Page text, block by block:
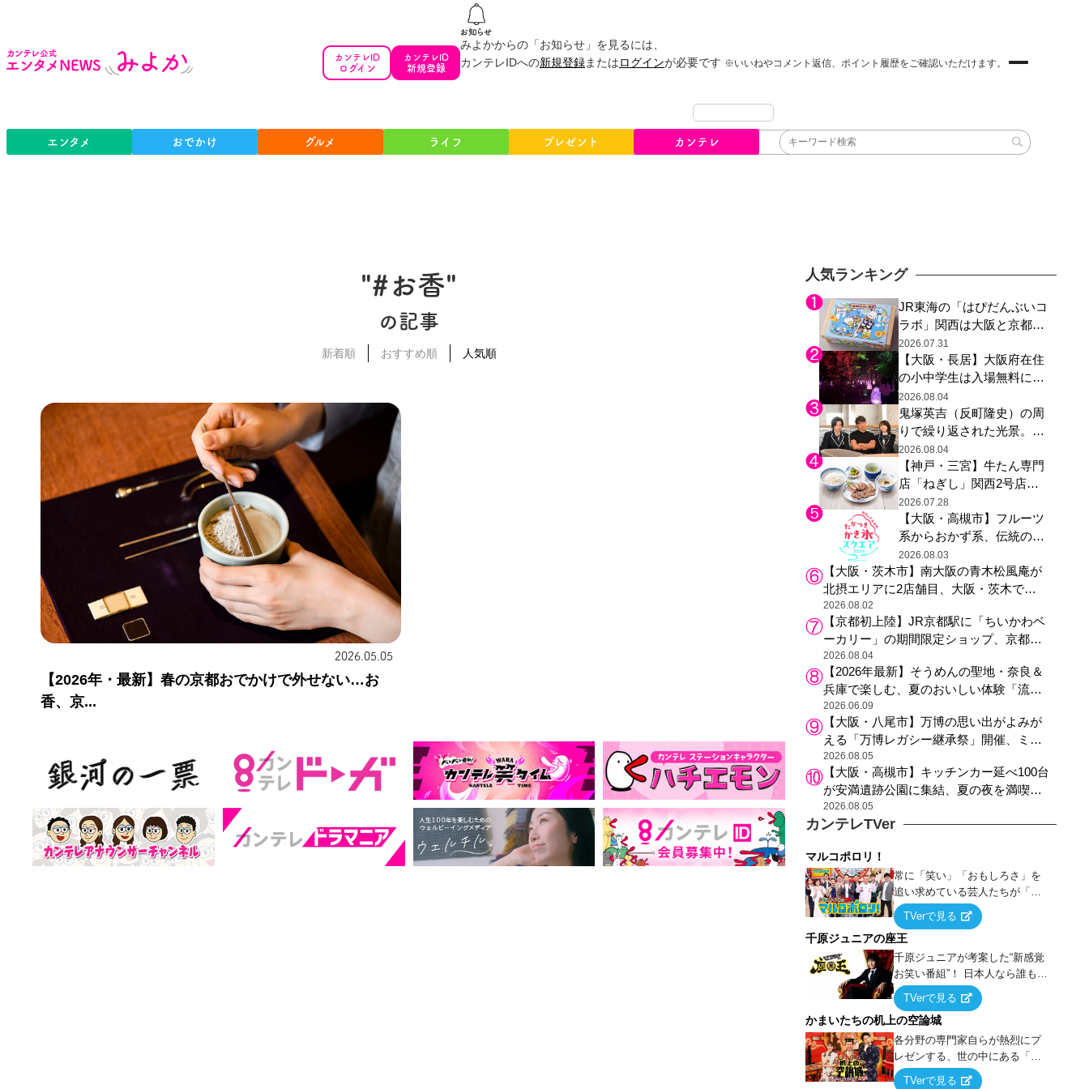
カンテレID
ログイン
カンテレID
新規登録
みよかからの「お知らせ」を見るには、
カンテレIDへの新規登録またはログインが必要です ※いいねやコメント返信、ポイント履歴をご確認いただけます。
エンタメ おでかけ グルメ ライフ プレゼント カンテレ
"#お香"
の記事
新着順 おすすめ順 人気順
2026.05.05
【2026年・最新】春の京都おでかけで外せない…お
香、京...
人気ランキング
JR東海の「はぴだんぶいコ
ラボ」関西は大阪と京都の
み、日焼けしたポチャッコ
らサンリオキャラが描かれ
た駅弁やグッズが登場
2026.07.31
【大阪・長居】大阪府在住
の小中学生は入場無料に、
チームラボが「夏休みの自
由研究の課題に」と「ボタ
ニカルガーデン 大阪」へ招
待
2026.08.04
鬼塚英吉（反町隆史）の周
りで繰り返された光景。ド
ラマ『GTO』第３話で光っ
た演出の巧みさ
2026.08.04
【神戸・三宮】牛たん専門
店「ねぎし」関西2号店が
登場、ファンら「8月が待
ち遠しい」と早くから注目
2026.07.28
【大阪・高槻市】フルーツ
系からおかず系、伝統の天
然氷まで人気店が集結、高
槻阪急スクエアで「かき
氷」祭り
2026.08.03
【大阪・茨木市】南大阪の青木松風庵が
北摂エリアに2店舗目、大阪・茨木で
も“焼きたて”の月化粧が食べられる
2026.08.02
【京都初上陸】JR京都駅に「ちいかわベ
ーカリー」の期間限定ショップ、京都の
銘菓“おたべ”との限定コラボも
2026.08.04
【2026年最新】そうめんの聖地・奈良＆
兵庫で楽しむ、夏のおいしい体験「流し
そうめん体験」おすすめ3選
2026.06.09
【大阪・八尾市】万博の思い出がよみが
える「万博レガシー継承祭」開催、ミャ
クミャク登場、大屋根リング木材展示も
2026.08.05
【大阪・高槻市】キッチンカー延べ100台
が安満遺跡公園に集結、夏の夜を満喫す
る4日間のグルメイベント
2026.08.05
カンテレTVer
マルコポロリ！
常に「笑い」「おもしろさ」を
追い求めている芸人たちが「芸
能界」という大海原に漕ぎ出で
て、新たなオモシロ人間を発掘
する！
TVerで見る
千原ジュニアの座王
千原ジュニアが考案した“新感覚
お笑い番組”！ 日本人なら誰もが
馴染みのある『イス取りゲー
ム』をベースに、大喜利・ギャ
グ・モノボケ・歌…など様々な
お題で芸人がショートネタを競
い合う！
TVerで見る
かまいたちの机上の空論城
各分野の専門家自らが熱烈にプ
レゼンする、世の中にある「試
したことはないが、やってみた
TVerで見る